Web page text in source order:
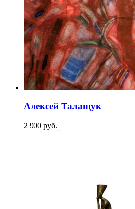
Алексей Талащук
2 900 pуб.